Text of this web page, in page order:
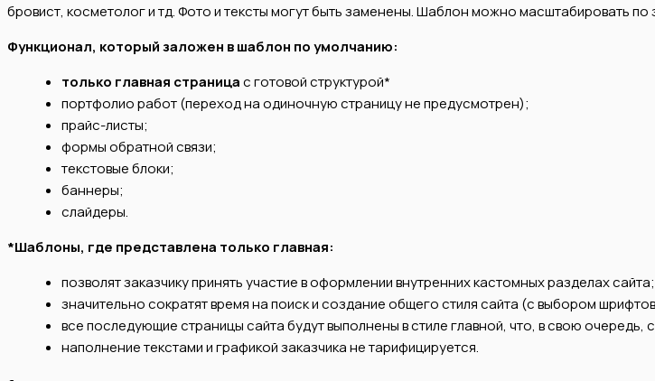
бровист, косметолог и тд. Фото и тексты могут быть заменены. Шаблон можно масштабировать по
Функционал, который заложен в шаблон по умолчанию:
только главная страницас готовой структурой*
портфолио работ (переход на одиночную страницу не предусмотрен);
прайс-листы;
формы обратной связи;
текстовые блоки;
баннеры;
слайдеры.
*Шаблоны, где представлена только главная:
позволят заказчику принять участие в оформлении внутренних кастомных разделах сайта;
значительно сократят время на поиск и создание общего стиля сайта (с выбором
все последующие страницы сайта будут выполнены в стиле главной, что, в свою
наполнение текстами и графикой заказчика не тарифицируется.